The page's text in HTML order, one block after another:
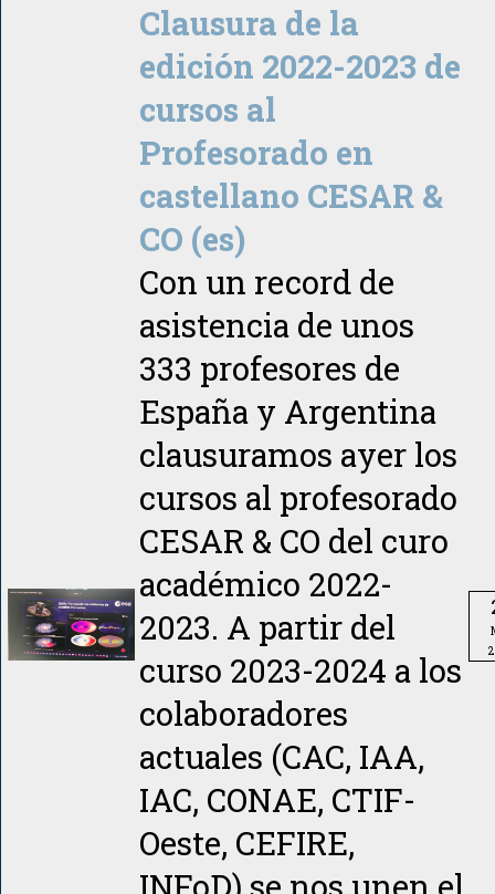
Clausura de la
edición 2022-2023 de
cursos al
Profesorado en
castellano CESAR &
CO (es)
Con un record de
asistencia de unos
333 profesores de
España y Argentina
clausuramos ayer los
cursos al profesorado
CESAR & CO del curo
académico 2022-
2023. A partir del
curso 2023-2024 a los
colaboradores
actuales (CAC, IAA,
IAC, CONAE, CTIF-
Oeste, CEFIRE,